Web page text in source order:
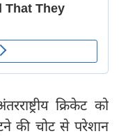
क्रिकेट को
की चोट से परेशान